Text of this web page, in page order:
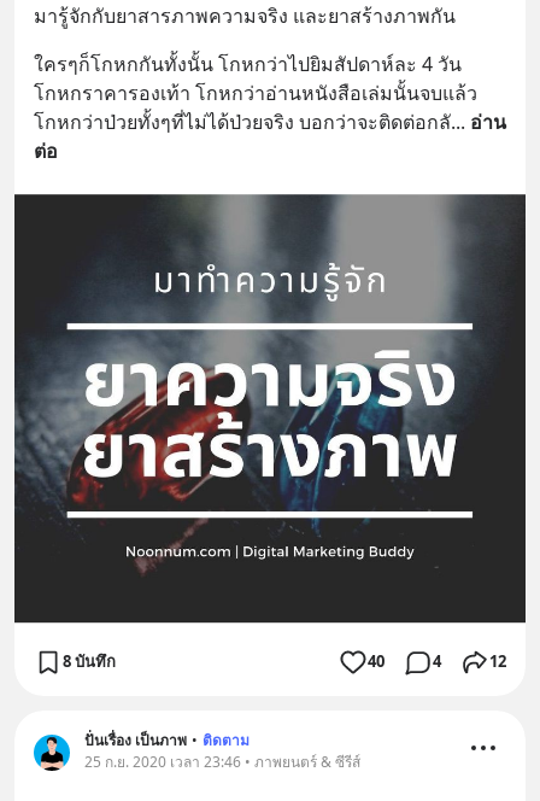
มารู้จักกับยาสารภาพความจริง และยาสร้างภาพกัน
ใครๆก็โกหกกันทั้งนั้น โกหกว่าไปยิมสัปดาห์ละ 4 วัน
โกหกราคารองเท้า โกหกว่าอ่านหนังสือเล่มนั้นจบแล้ว
โกหกว่าป่วยทั้งๆที่ไม่ได้ป่วยจริง บอกว่าจะติดต่อกลั... อ่าน
ต่อ
8 บันทึก 40 4 12
ปั่นเรื่อง เป็นภาพ • ติดตาม
25 ก.ย. 2020 เวลา 23:46 • ภาพยนตร์ & ซีรีส์